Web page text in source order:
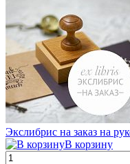
Экслибрис на заказ на
В корзину